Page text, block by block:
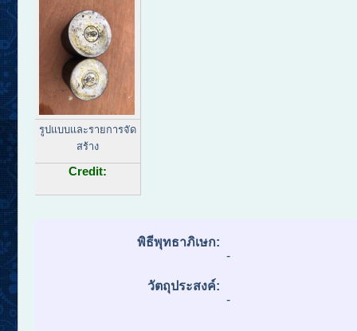
รูปแบบและรายการจัด
สร้าง
Credit:
พิธีพุทธาภิเษก:
-
วัตถุประสงค์:
-